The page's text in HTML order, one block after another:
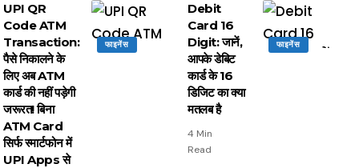
फाइनेंस
UPI QR
Code ATM
Transaction:
पैसे निकालने के
लिए अब ATM
कार्ड की नहीं पड़ेगी
जरूरत! बिना
ATM Card
सिर्फ स्मार्टफोन में
UPI Apps से
फाइनेंस
Debit
Card 16
Digit: जानें,
आपके डेबिट
कार्ड के 16
डिजिट का क्या
मतलब है
4 Min
Read